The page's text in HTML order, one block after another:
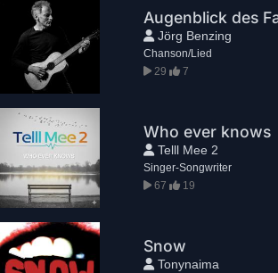
Augenblick des
Jörg Benzing
Chanson/Lied
29
7
Who ever knows
Telll Mee 2
Singer-Songwriter
67
19
Snow
Tonynaima